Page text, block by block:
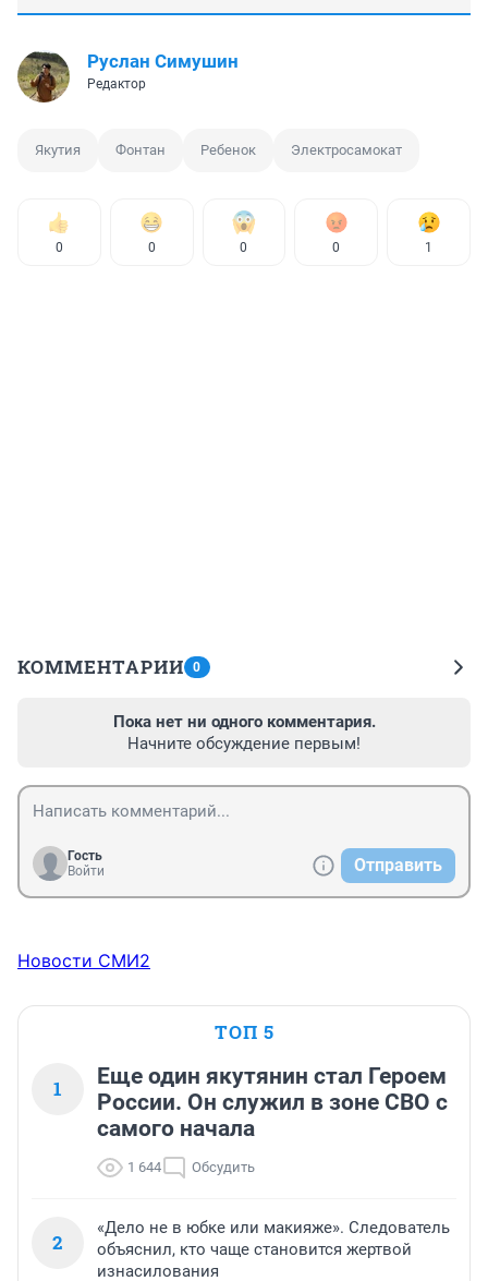
Руслан Симушин
Редактор
Якутия Фонтан Ребенок Электросамокат
0 0 0 0 1
КОММЕНТАРИИ 0
Пока нет ни одного комментария.
Начните обсуждение первым!
Гость
Войти
Отправить
Новости СМИ2
ТОП 5
1
Еще один якутянин стал Героем
России. Он служил в зоне СВО с
самого начала
1 644 Обсудить
2
«Дело не в юбке или макияже». Следователь
объяснил, кто чаще становится жертвой
изнасилования